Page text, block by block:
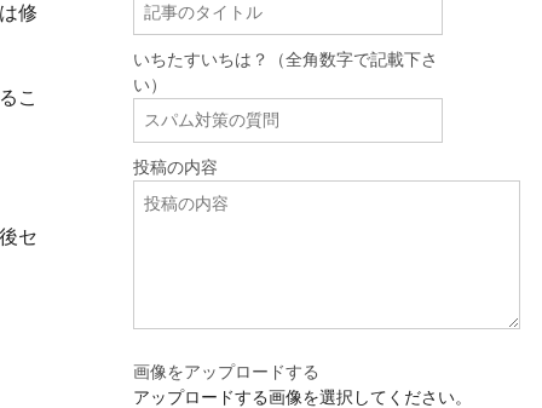
修
こ
セ
いちたすいちは？（全角数字で記載下さ
い）
投稿の内容
画像をアップロードする
アップロードする画像を選択してください。